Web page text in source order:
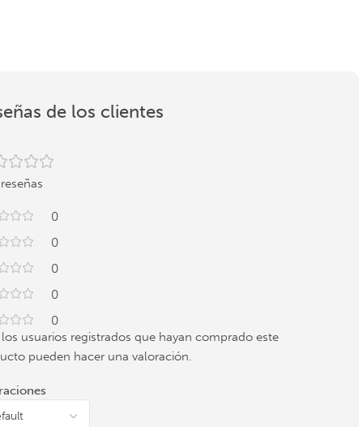
de los clientes
0
0
0
0
0
los usuarios registrados que hayan comprado este
pueden hacer una valoración.